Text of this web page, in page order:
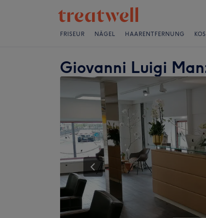
FRISEUR NÄGEL HAARENTFERNUNG
Giovanni Luigi